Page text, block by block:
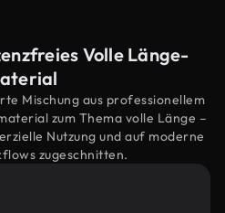
Volle Länge-
Mischung aus professionellem
zum Thema volle Länge –
Nutzung und auf moderne
zugeschnitten.